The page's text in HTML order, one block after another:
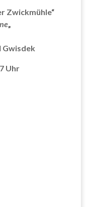
Zwickmühle“
„
Gwisdek
Uhr